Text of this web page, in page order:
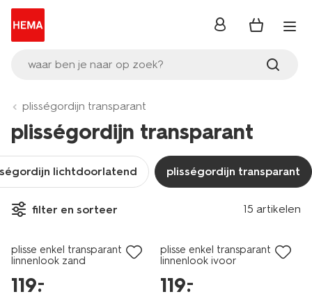
waar ben je naar op zoek?
inloggen
plisségordijn transparant
plisségordijn transparant
lichtdoorlatend plisségordijn transparant
filter en sorteer 15 artikelen
plisse enkel transparant
linnenlook zand
119.
–
plisse enkel transparant
linnenlook ivoor
119.
–